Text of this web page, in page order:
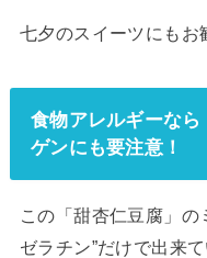
七夕のスイーツにもお
食物アレルギーな
ゲンにも要注意！
この「甜杏仁豆腐」の
ゼラチン”だけで出来